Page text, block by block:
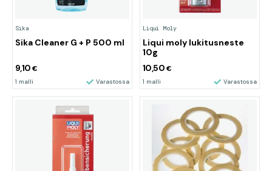
Sika
Sika Cleaner G + P 500 ml
9,10€
1 malli Varastossa
Liqui Moly
Liqui moly lukitusneste
10g
10,50 €
1 malli Varastossa